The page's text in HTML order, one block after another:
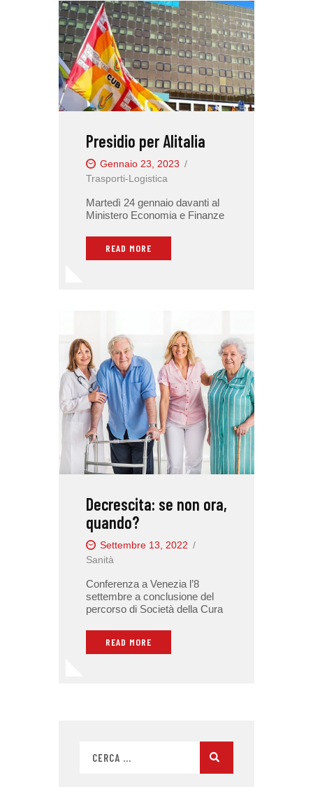
Presidio per Alitalia
Gennaio 23, 2023
Trasporti-Logistica
Martedì 24 gennaio davanti al
Ministero Economia e Finanze
READ MORE
Decrescita: se non ora,
quando?
Settembre 13, 2022
Sanità
Conferenza a Venezia l’8
settembre a conclusione del
percorso di Società della Cura
READ MORE